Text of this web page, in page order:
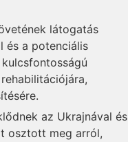
látogatás
és a potenciális
az Ukrajnával és
osztott meg arról,